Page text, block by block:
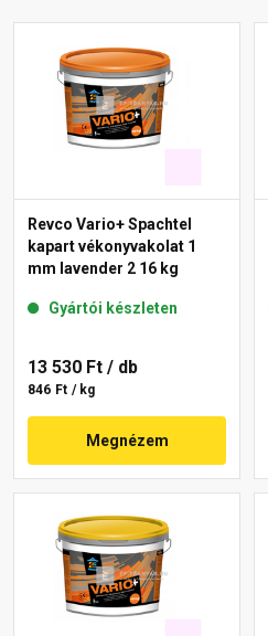
Revco Vario+ Spachtel
kapart vékonyvakolat 1
mm lavender 2 16 kg
Gyártói készleten
13 530 Ft / db
846 Ft / kg
Megnézem